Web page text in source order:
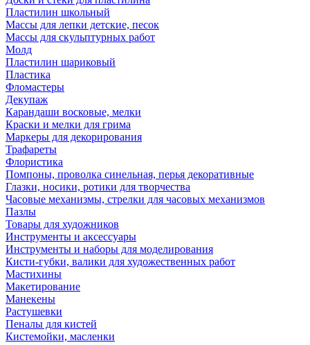
Пластилин школьный
Массы для лепки детские, песок
Массы для скульптурных работ
Молд
Пластилин шариковый
Пластика
Фломастеры
Декупаж
Карандаши восковые, мелки
Краски и мелки для грима
Маркеры для декорирования
Трафареты
Флористика
Помпоны, проволка синельная, перья декоративные
Глазки, носики, ротики для творчества
Часовые механизмы, стрелки для часовых механизмов
Пазлы
Товары для художников
Инструменты и аксессуары
Инструменты и наборы для моделирования
Кисти-губки, валики для художественных работ
Мастихины
Макетирование
Манекены
Растушевки
Пеналы для кистей
Кистемойки, масленки